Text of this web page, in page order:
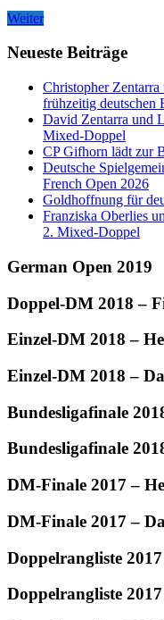
Weiter
Neueste Beiträge
Christopher Zentarra
frühzeitig deutschen
David Zentarra und
Mixed-Doppel
CP Gifhorn lädt zur
Deutsche
French Open 2026
Goldhoffnung für
Franziska Oberlies
2. Mixed-Doppel
German Open 2019
Doppel-DM 2018 –
Einzel-DM 2018 –
Einzel-DM 2018 –
Bundesligafinale
Bundesligafinale
DM-Finale 2017 –
DM-Finale 2017 –
Doppelrangliste
Doppelrangliste